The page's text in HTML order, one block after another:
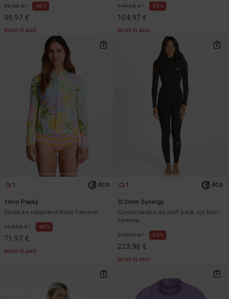
99,95 €* 40%
59,97 €
BONS PLANS
149,95 €* 30%
104,97 €
BONS PLANS
1 ÉCO
1mm Peeky
Veste en néoprène Rose Femme
119,95 €* 40%
71,97 €
BONS PLANS
1 ÉCO
3/2mm Synergy
Combinaison de surf back zip Noir
Femme
279,95 €* 20%
223,96 €
BONS PLANS